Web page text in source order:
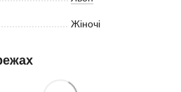
Жіночі